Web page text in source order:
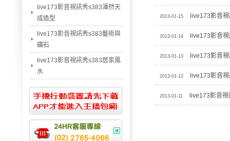
live173影音視訊秀s383渾然天
成造型
live173影音視訊秀s383藝術與
礦石
live173影音視訊秀s383居家風
水
2013-01-15 live173影音
2013-01-14 live173影音
2013-01-13 live173影音
2013-01-12 live173影音
2013-01-11 live173影音